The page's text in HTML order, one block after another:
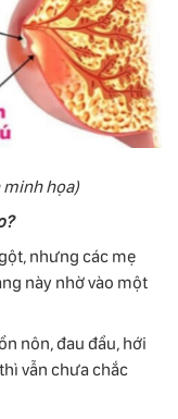
minh họa)
nhưng các mẹ
này nhờ vào một
nôn, đau đầu, hới
vẫn chưa chắc